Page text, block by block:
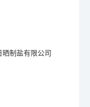
制盐有限公司